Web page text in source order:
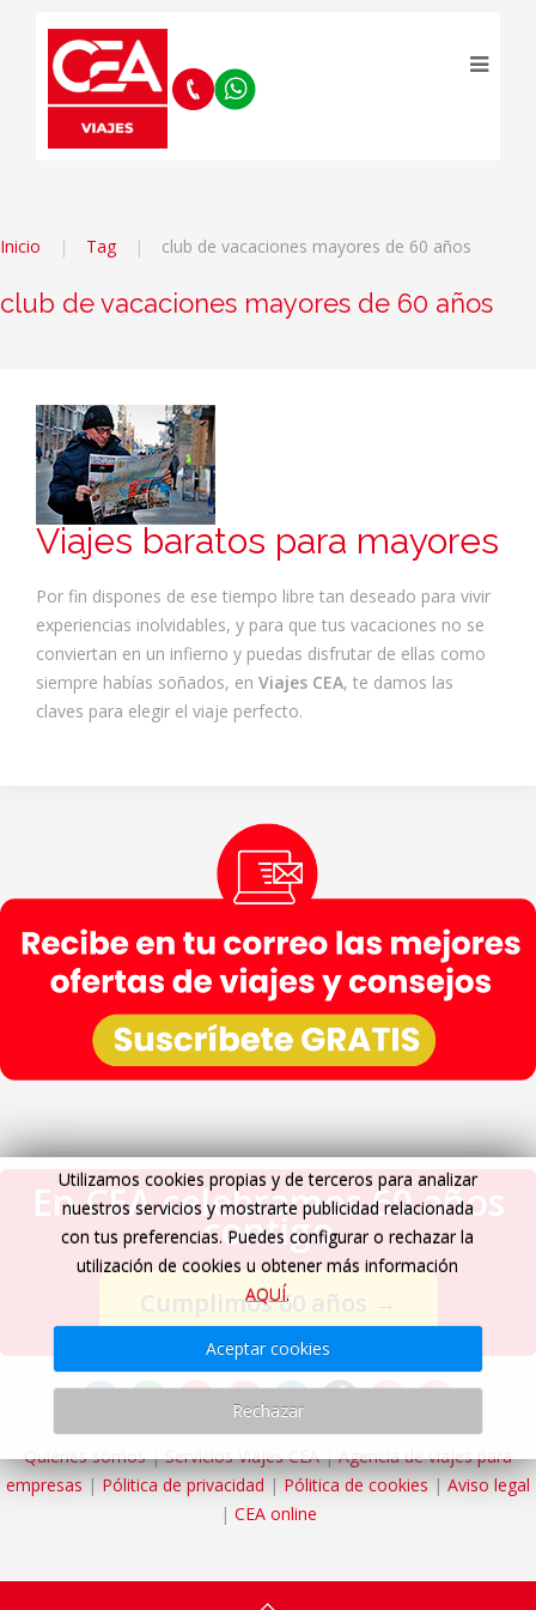
Inicio Tag club de vacaciones mayores de 60 años
club de vacaciones mayores de 60 años
Viajes baratos para mayores
Por fin dispones de ese tiempo libre tan deseado para vivir
experiencias inolvidables, y para que tus vacaciones no se
conviertan en un infierno y puedas disfrutar de ellas como
siempre habías soñados, en Viajes CEA, te damos las
claves para elegir el viaje perfecto.
En CEA celebramos 60 años
contigo
Cumplimos 60 años →
Quiénes somos|Servicios Viajes CEA|Agencia de viajes para
empresas | Pólitica de privacidad | Pólitica de cookies | Aviso legal
| CEA online
Utilizamos cookies propias y de terceros para analizar
nuestros servicios y mostrarte publicidad relacionada
con tus preferencias. Puedes configurar o rechazar la
utilización de cookies u obtener más información
AQUÍ.
Aceptar cookies
Rechazar